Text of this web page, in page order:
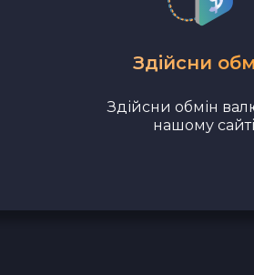
Наличные USD
Наличные EUR
Наличные UAH
Здійсни
Здійсни обмін
нашому сайті